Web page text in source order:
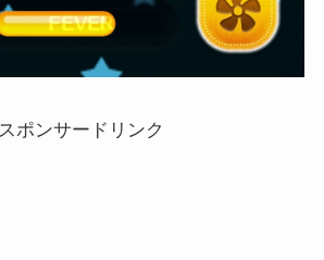
スポンサードリンク